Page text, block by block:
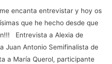
encanta entrevistar y hoy os
que he hecho desde que
Entrevista a Alexia de
Juan Antonio Semifinalista de
a María Querol, participante